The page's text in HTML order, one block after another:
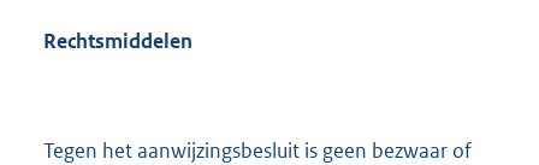
Rechtsmiddelen
Tegen het aanwijzingsbesluit is geen bezwaar of